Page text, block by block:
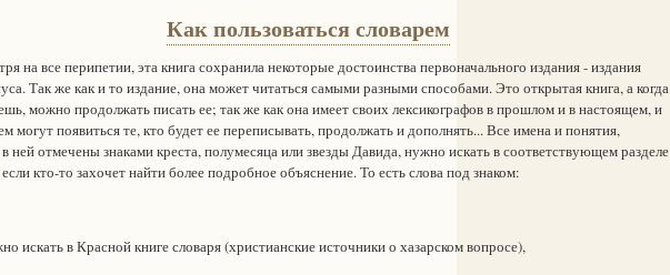
Как пользоваться словарем
на все перипетии, эта книга сохранила некоторые достоинства первоначального издания - издания
Так же как и то издание, она может читаться самыми разными способами. Это открытая книга, а когда
можно продолжать писать ее; так же как она имеет своих лексикографов в прошлом и в настоящем, и
могут появиться те, кто будет ее переписывать, продолжать и дополнять... Все имена и понятия,
ней отмечены знаками креста, полумесяца или звезды Давида, нужно искать в соответствующем разделе
кто-то захочет найти более подробное объяснение. То есть слова под знаком:
искать в Красной книге словаря (христианские источники о хазарском вопросе),